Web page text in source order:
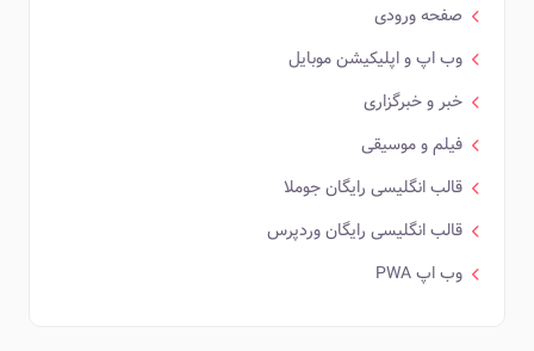
صفحه ورودی
وب اپ و اپلیکیشن موبایل
خبر و خبرگزاری
فیلم و موسیقی
قالب انگلیسی رایگان جوملا
قالب انگلیسی رایگان وردپرس
وب اپ PWA